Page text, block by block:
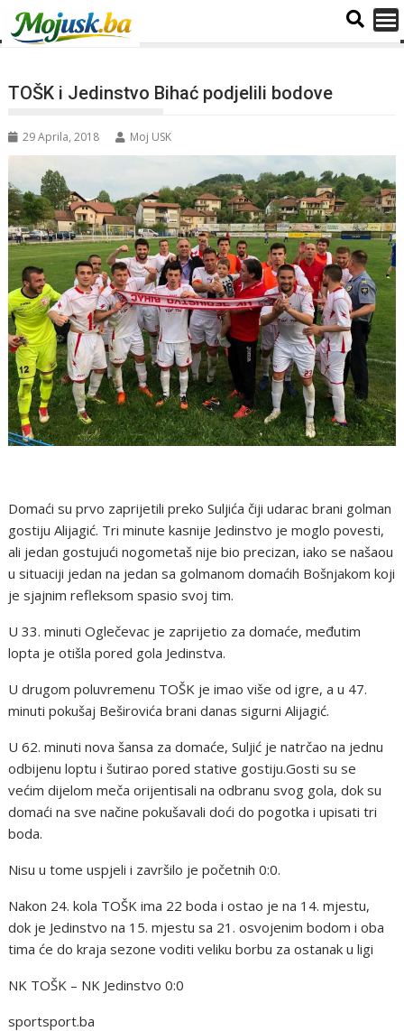
TOŠK i Jedinstvo Bihać podjelili bodove
29 Aprila, 2018 Moj USK
Domaći su prvo zaprijetili preko Suljića čiji udarac brani golman
gostiju Alijagić. Tri minute kasnije Jedinstvo je moglo povesti,
ali jedan gostujući nogometaš nije bio precizan, iako se našaou
u situaciji jedan na jedan sa golmanom domaćih Bošnjakom koji
je sjajnim refleksom spasio svoj tim.
U 33. minuti Oglečevac je zaprijetio za domaće, međutim
lopta je otišla pored gola Jedinstva.
U drugom poluvremenu TOŠK je imao više od igre, a u 47.
minuti pokušaj Beširovića brani danas sigurni Alijagić.
U 62. minuti nova šansa za domaće, Suljić je natrčao na jednu
odbijenu loptu i šutirao pored stative gostiju.Gosti su se
većim dijelom meča orijentisali na odbranu svog gola, dok su
domaći na sve načine pokušavali doći do pogotka i upisati tri
boda.
Nisu u tome uspjeli i završilo je početnih 0:0.
Nakon 24. kola TOŠK ima 22 boda i ostao je na 14. mjestu,
dok je Jedinstvo na 15. mjestu sa 21. osvojenim bodom i oba
tima će do kraja sezone voditi veliku borbu za ostanak u ligi
NK TOŠK – NK Jedinstvo 0:0
sportsport.ba